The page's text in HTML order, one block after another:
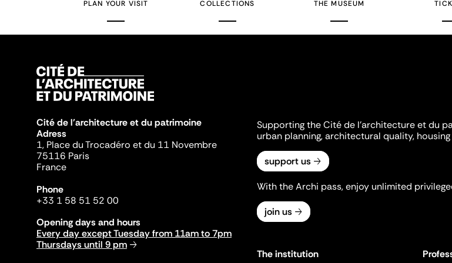
PLAN YOUR VISIT COLLECTIONS THE MUSEUM
Cité de l'architecture et du patrimoine
Adress
1, Place du Trocadéro et du 11 Novembre
75116 Paris
France
Phone
+33 1 58 51 52 00
Opening days and hours
Every day except Tuesday from 11am to 7pm
Thursdays until 9 pm
Supporting the Cité de l'architecture et du
urban planning, architectural quality,
support us
With the Archi pass, enjoy unlimited
join us
The institution